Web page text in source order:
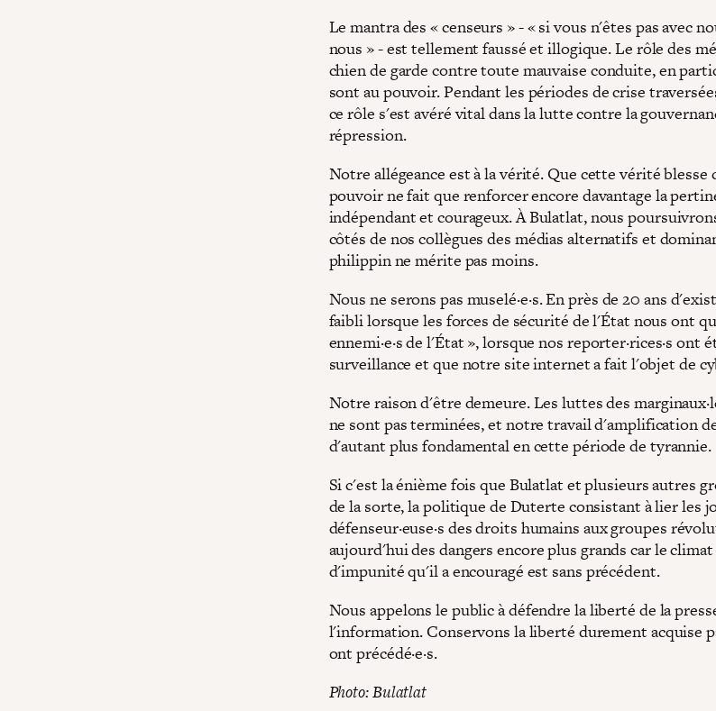
Le mantra des « censeurs » - « si vous n'êtes pas avec
nous » - est tellement faussé et illogique. Le rôle des
chien de garde contre toute mauvaise conduite, en
sont au pouvoir. Pendant les périodes de crise
ce rôle s'est avéré vital dans la lutte contre la
répression.
Notre allégeance est à la vérité. Que cette vérité blesse
pouvoir ne fait que renforcer encore davantage la
indépendant et courageux. À Bulatlat, nous
côtés de nos collègues des médias alternatifs et
philippin ne mérite pas moins.
Nous ne serons pas muselé·e·s. En près de 20 ans
faibli lorsque les forces de sécurité de l'État nous ont
ennemi·e·s de l'État », lorsque nos reporter·rices·s ont
surveillance et que notre site internet a fait l'objet de
Notre raison d'être demeure. Les luttes des
ne sont pas terminées, et notre travail d'amplification
d'autant plus fondamental en cette période de tyrannie.
Si c'est la énième fois que Bulatlat et plusieurs autres
de la sorte, la politique de Duterte consistant à lier les
défenseur·euse·s des droits humains aux groupes
aujourd'hui des dangers encore plus grands car le
d'impunité qu'il a encouragé est sans précédent.
Nous appelons le public à défendre la liberté de la
l'information. Conservons la liberté durement acquise
ont précédé·e·s.
Photo: Bulatlat